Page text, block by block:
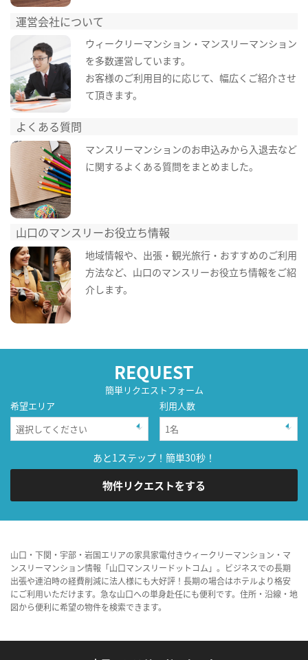
運営会社について
ウィークリーマンション・マンスリーマンション
を多数運営しています。
お客様のご利用目的に応じて、幅広くご紹介させ
て頂きます。
よくある質問
マンスリーマンションのお申込みから入退去など
に関するよくある質問をまとめました。
山口のマンスリーお役立ち情報
地域情報や、出張・観光旅行・おすすめのご利用
方法など、山口のマンスリーお役立ち情報をご紹
介します。
REQUEST
簡単リクエストフォーム
希望エリア
利用人数
あと1ステップ！簡単30秒！
物件リクエストをする
山口・下関・宇部・岩国エリアの家具家電付きウィークリーマンション・マ
ンスリーマンション情報「山口マンスリードットコム」。ビジネスでの長期
出張や連泊時の経費削減に法人様にも大好評！長期の場合はホテルより格安
にご利用いただけます。急な山口への単身赴任にも便利です。住所・沿線・地
図から便利に希望の物件を検索できます。